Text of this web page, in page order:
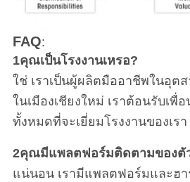
FAQ:
1คุณเป็นโรงงานเหรอ?
ใช่ เราเป็นผู้ผลิตมืออาชีพในอุต
ในเมืองเชียงใหม่ เราต้อนรับเพื่
ทั้งหมดที่จะเยี่ยมโรงงานของเรา
2คุณมีแพลตฟอร์มติดตามของตัว
แน่นอน เรามีแพลตฟอร์มและฮา